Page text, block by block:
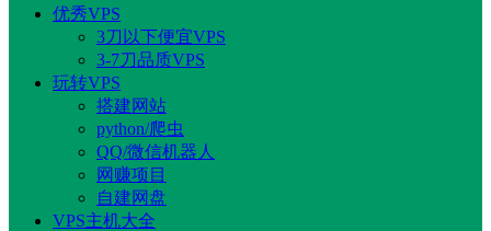
优秀VPS
3刀以下便宜VPS
3-7刀品质VPS
玩转VPS
搭建网站
python/爬虫
QQ/微信机器人
网赚项目
自建网盘
VPS主机大全